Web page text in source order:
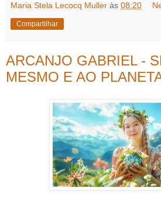
Maria Stela Lecocq Muller às 08:20
Compartilhar
ARCANJO GABRIEL -
MESMO E AO